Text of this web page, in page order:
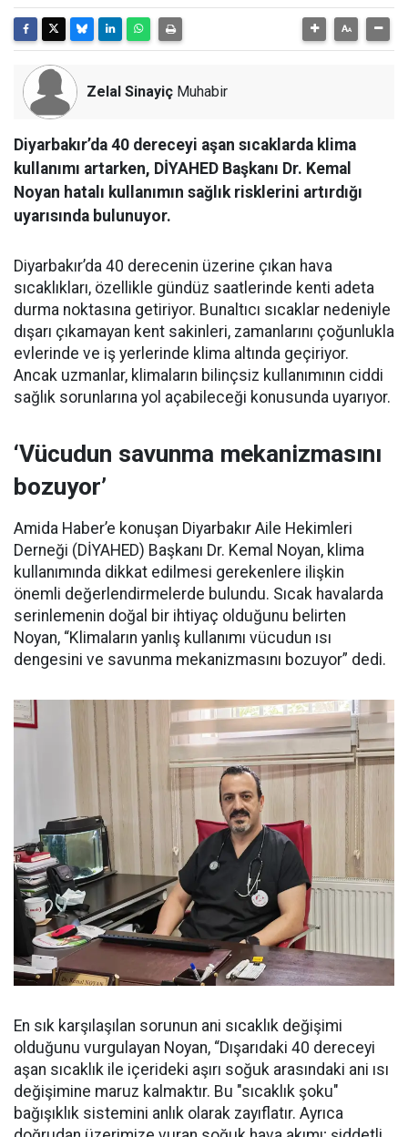
Zelal Sinayiç Muhabir
Diyarbakır’da 40 dereceyi aşan sıcaklarda klima
kullanımı artarken, DİYAHED Başkanı Dr. Kemal
Noyan hatalı kullanımın sağlık risklerini artırdığı
uyarısında bulunuyor.
Diyarbakır’da 40 derecenin üzerine çıkan hava
sıcaklıkları, özellikle gündüz saatlerinde kenti adeta
durma noktasına getiriyor. Bunaltıcı sıcaklar nedeniyle
dışarı çıkamayan kent sakinleri, zamanlarını çoğunlukla
evlerinde ve iş yerlerinde klima altında geçiriyor.
Ancak uzmanlar, klimaların bilinçsiz kullanımının ciddi
sağlık sorunlarına yol açabileceği konusunda uyarıyor.
‘Vücudun savunma mekanizmasını
bozuyor’
Amida Haber’e konuşan Diyarbakır Aile Hekimleri
Derneği (DİYAHED) Başkanı Dr. Kemal Noyan, klima
kullanımında dikkat edilmesi gerekenlere ilişkin
önemli değerlendirmelerde bulundu. Sıcak havalarda
serinlemenin doğal bir ihtiyaç olduğunu belirten
Noyan, “Klimaların yanlış kullanımı vücudun ısı
dengesini ve savunma mekanizmasını bozuyor” dedi.
En sık karşılaşılan sorunun ani sıcaklık değişimi
olduğunu vurgulayan Noyan, “Dışarıdaki 40 dereceyi
aşan sıcaklık ile içerideki aşırı soğuk arasındaki ani ısı
değişimine maruz kalmaktır. Bu "sıcaklık şoku"
bağışıklık sistemini anlık olarak zayıflatır. Ayrıca